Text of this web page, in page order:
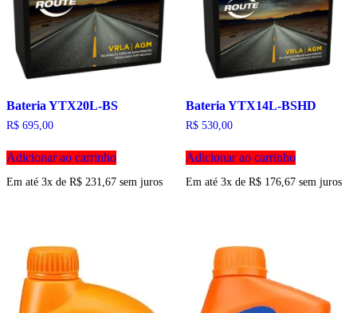
Bateria YTX20L-BS
R$ 695,00
Adicionar ao carrinho
Em até 3x de R$ 231,67 sem juros
Bateria YTX14L-BSHD
R$530,00
Adicionar ao carrinho
Em até 3x de R$176,67 sem juros